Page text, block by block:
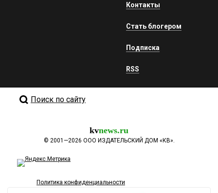
Контакты
Стать блогером
Подписка
RSS
Поиск по сайту
kvnews.ru
© 2001—2026 ООО ИЗДАТЕЛЬСКИЙ ДОМ «КВ».
Политика конфиденциальности